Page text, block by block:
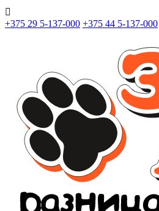

+375 29 5-137-000 +375 44 5-137-000